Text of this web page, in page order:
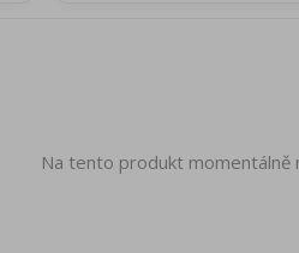
Na tento produkt momentálně